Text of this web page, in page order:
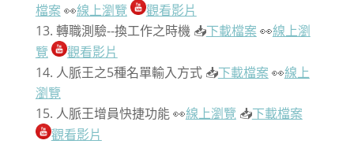
檔案👀線上瀏覽
觀看影片
轉職測驗--換工作之時機 📥下載檔案👀線上瀏
覽
觀看影片
人脈王之5種名單輸入方式 📥下載檔案👀線上
瀏覽
人脈王增員快捷功能 👀線上瀏覽 📥下載檔案
觀看影片